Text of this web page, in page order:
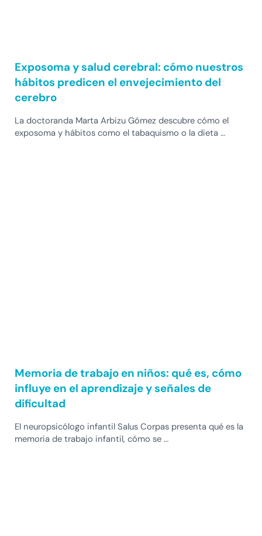
Exposoma y salud cerebral: cómo nuestros
hábitos predicen el envejecimiento del
cerebro
La doctoranda Marta Arbizu Gómez descubre cómo el
exposoma y hábitos como el tabaquismo o la dieta …
Memoria de trabajo en niños: qué es, cómo
influye en el aprendizaje y señales de
dificultad
El neuropsicólogo infantil Salus Corpas presenta qué es la
memoria de trabajo infantil, cómo se …